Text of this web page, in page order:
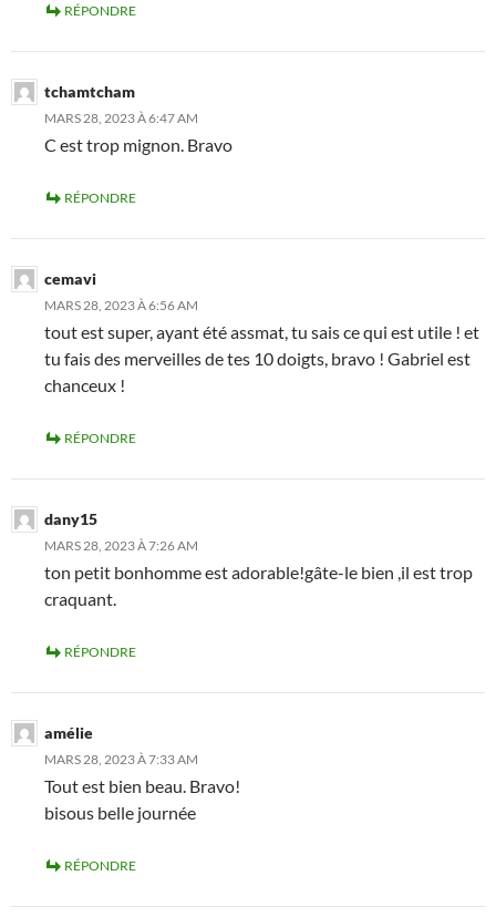
RÉPONDRE
tchamtcham
MARS 28, 2023 À 6:47 AM
C est trop mignon. Bravo
RÉPONDRE
cemavi
MARS 28, 2023 À 6:56 AM
tout est super, ayant été assmat, tu sais ce qui est utile ! et
tu fais des merveilles de tes 10 doigts, bravo ! Gabriel est
chanceux !
RÉPONDRE
dany15
MARS 28, 2023 À 7:26 AM
ton petit bonhomme est adorable!gâte-le bien ,il est trop
craquant.
RÉPONDRE
amélie
MARS 28, 2023 À 7:33 AM
Tout est bien beau. Bravo!
bisous belle journée
RÉPONDRE